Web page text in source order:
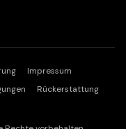
Impressum
Rückerstattung